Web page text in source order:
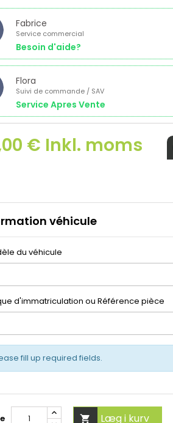
Fabrice
Service commercial
Besoin d'aide?
Flora
Suivi de commande / SAV
Service Apres Vente
€ Inkl. moms
véhicule
du véhicule
d'immatriculation ou Référence pièce
fill up required fields.
 Læg i kurv